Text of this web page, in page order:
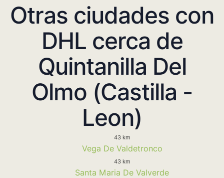
Otras ciudades con
DHL cerca de
Quintanilla Del
Olmo (Castilla -
Leon)
43 km
Vega De Valdetronco
43 km
Santa Maria De Valverde